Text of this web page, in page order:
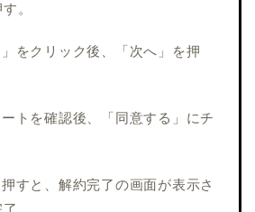
。
をクリック後、「次へ」を押
トを確認後、「同意する」にチ
すと、解約完了の画面が表示さ